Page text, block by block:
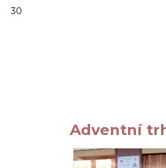
Adventní
30